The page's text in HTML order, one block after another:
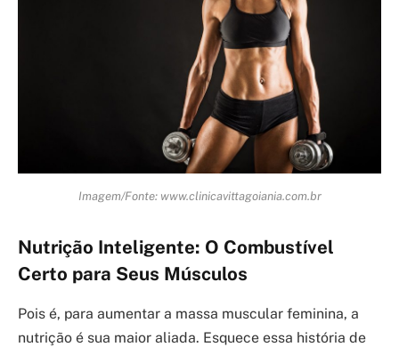
Imagem/Fonte: www.clinicavittagoiania.com.br
Nutrição Inteligente: O Combustível
Certo para Seus Músculos
Pois é, para aumentar a massa muscular feminina, a
nutrição é sua maior aliada. Esquece essa história de